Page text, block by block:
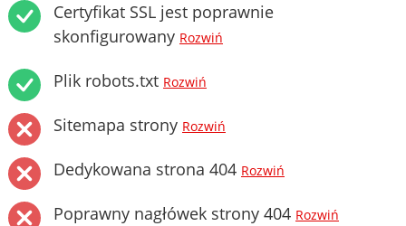
Certyfikat SSL jest poprawnie
skonfigurowany Rozwiń
Plik robots.txt Rozwiń
Sitemapa strony Rozwiń
Dedykowana strona 404 Rozwiń
Poprawny nagłówek strony 404 Rozwiń